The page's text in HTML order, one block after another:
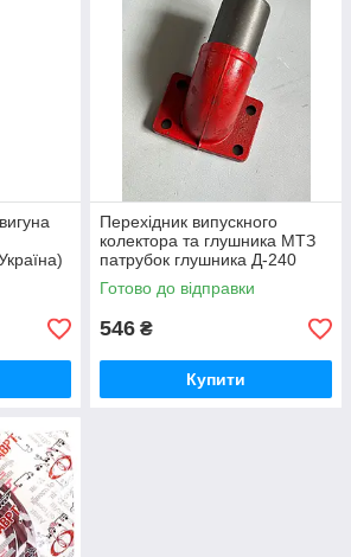
А
Перехідник випускного
колектора та глушника МТЗ
патрубок глушника Д-240
(вир-во Україна) 240-
1008021-Б1 / 240-1008021
Готово до відправки
546 ₴
Купити